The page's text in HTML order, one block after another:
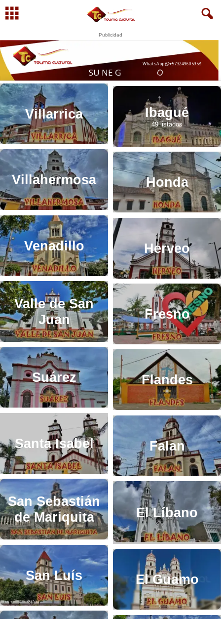
Publicidad
SU NE GO UÍ
WhatsApp +573249605958
Villarrica
Villahermosa
Venadillo
Valle de San
Juan
Suárez
Santa Isabel
San Sebastián
de Mariquita
San Luís
Ibagué
49 listados
Honda
Herveo
Fresno
Flandes
Falan
El Líbano
El Guamo